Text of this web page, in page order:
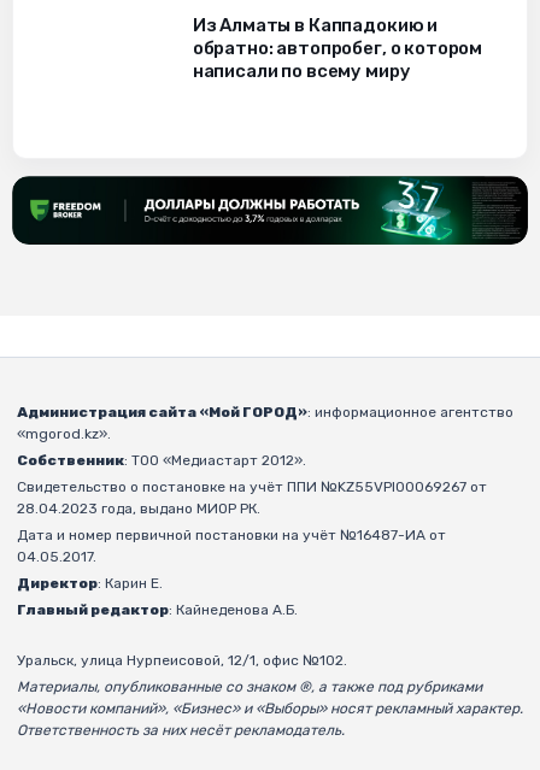
Из Алматы в Каппадокию и
обратно: автопробег, о котором
написали по всему миру
Администрация сайта «Мой ГОРОД»: информационное агентство
«mgorod.kz».
Собственник: ТОО «Медиастарт 2012».
Свидетельство о постановке на учёт ППИ №KZ55VPI00069267 от
28.04.2023 года, выдано МИОР РК.
Дата и номер первичной постановки на учёт №16487-ИА от
04.05.2017.
Директор: Карин Е.
Главный редактор: Кайнеденова А.Б.
Уральск, улица Нурпеисовой, 12/1, офис №102.
Материалы, опубликованные со знаком ®, а также под рубриками
«Новости компаний», «Бизнес» и «Выборы» носят рекламный характер.
Ответственность за них несёт рекламодатель.